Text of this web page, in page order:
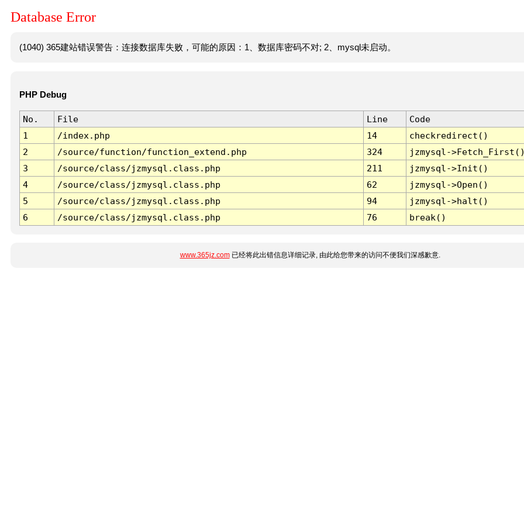
Database Error
(1040) 365建站错误警告：连接数据库失败，可能的原因：1、数据库密码不对; 2、mysql未启动。
PHP Debug
No. File Line
Code
1
/index.php 14
checkredirect()
2
/source/function/function_extend.php 324
jzmysql-
3
/source/class/jzmysql.class.php 211
jzmysql->Init()
4
/source/class/jzmysql.class.php 62
jzmysql->Open()
5
/source/class/jzmysql.class.php 94
jzmysql->halt()
6
/source/class/jzmysql.class.php 76 break()
www.365jz.com已经将此出错信息详细记录, 由此给您带来的访问不便我们深感歉意.